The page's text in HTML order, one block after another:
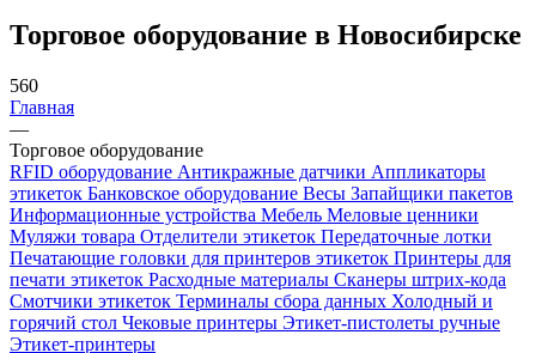
Торговое оборудование в Новосибирске
560
Главная
—
Торговое оборудование
RFID оборудование Антикражные датчики Аппликаторы
этикеток Банковское оборудование Весы Запайщики пакетов
Информационные устройства Мебель Меловые ценники
Муляжи товара Отделители этикеток Передаточные лотки
Печатающие головки для принтеров этикеток Принтеры для
печати этикеток Расходные материалы Сканеры штрих-кода
Смотчики этикеток Терминалы сбора данных Холодный и
горячий стол Чековые принтеры Этикет-пистолеты ручные
Этикет-принтеры